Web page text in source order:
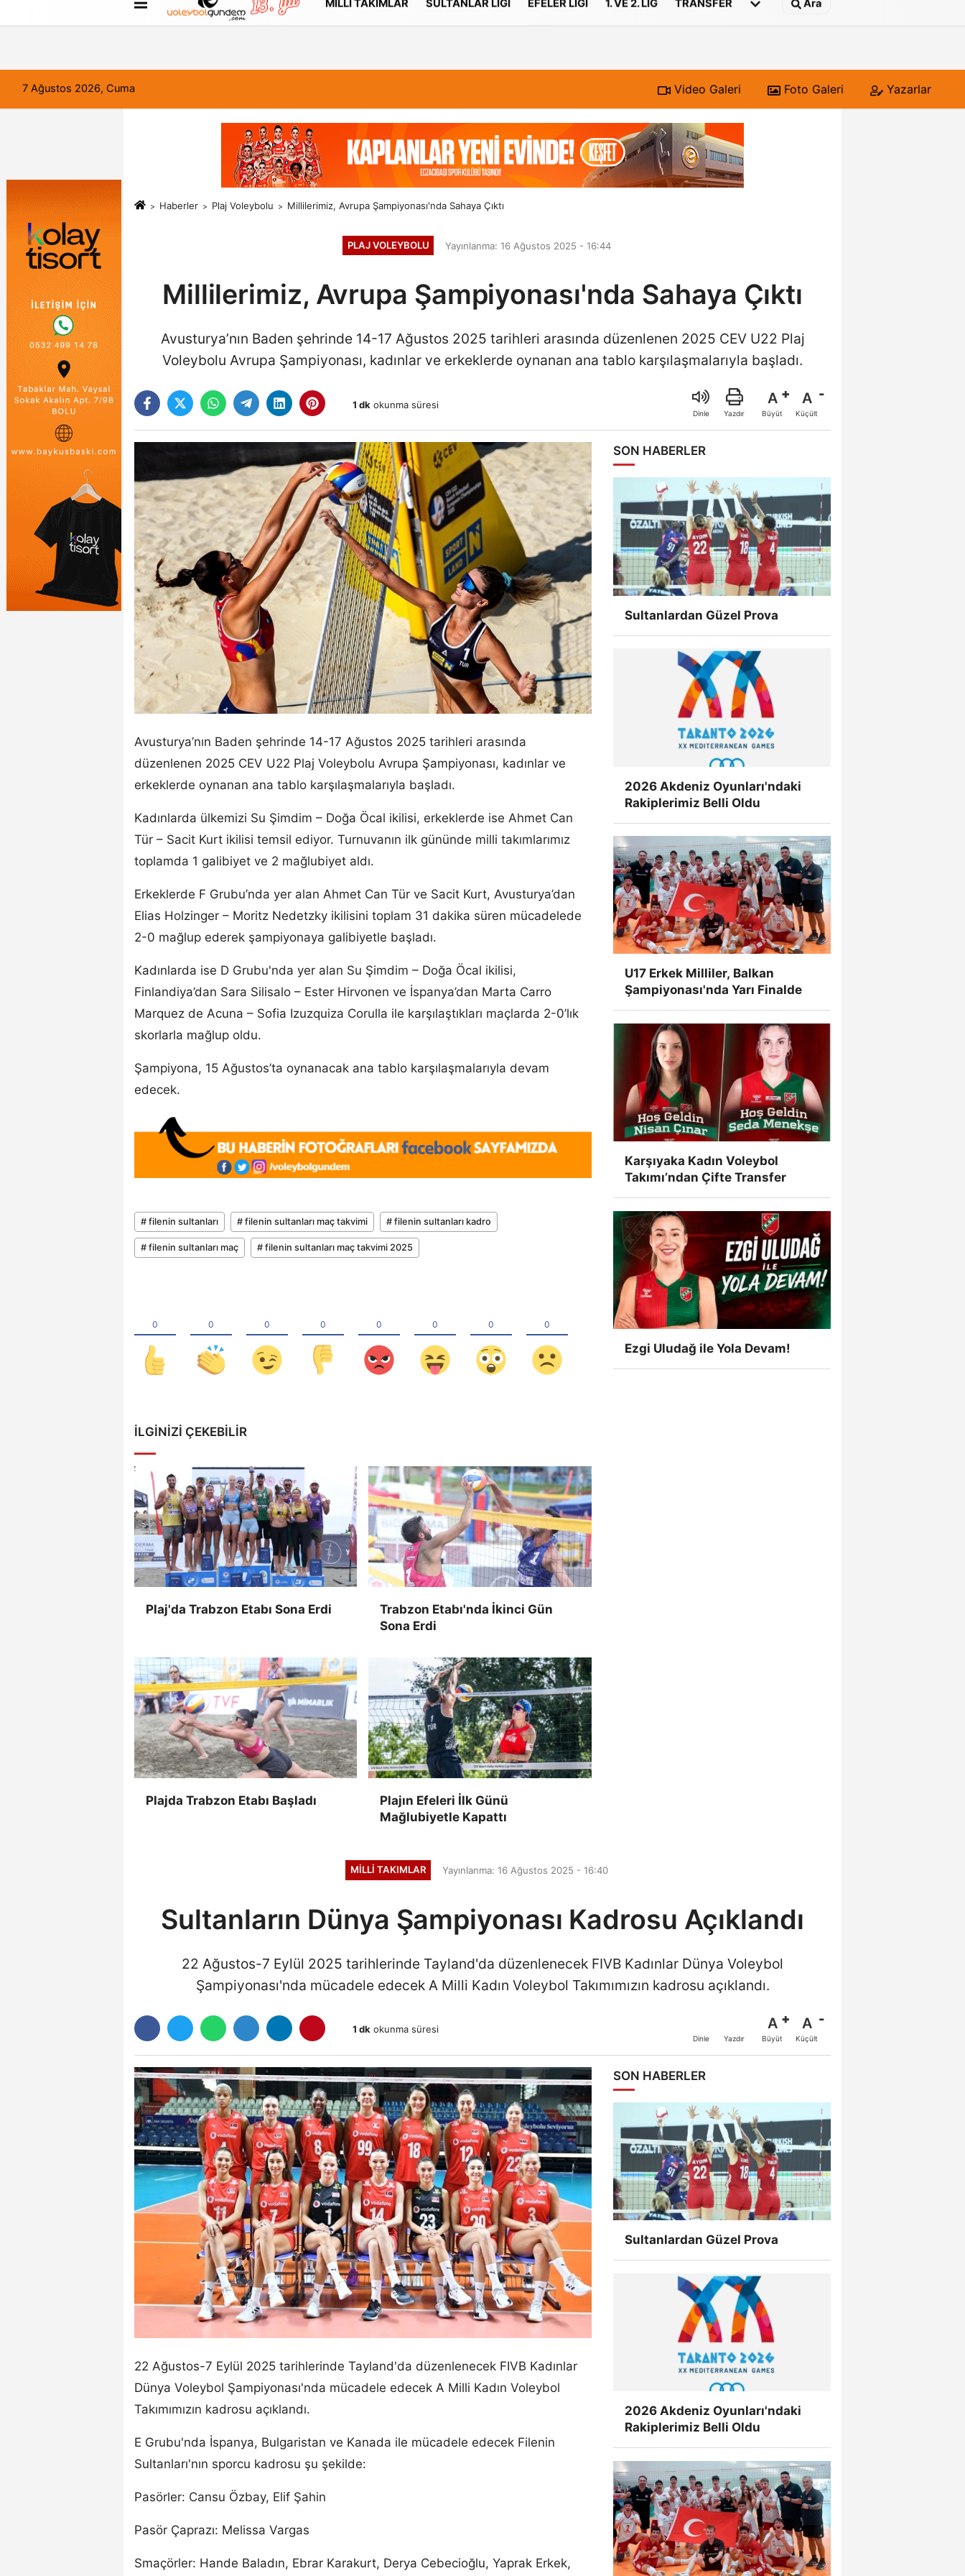
FORUM Haber Gönder Künye
MILLI TAKIMLAR SULTANLAR LIGI EFELER LIGI 1. VE 2. LIG TRANSFER Ara
7 Ağustos 2026, Cuma Video Galeri Foto Galeri Yazarlar
Haberler Plaj Voleybolu Millilerimiz, Avrupa Şampiyonası'nda Sahaya Çıktı
PLAJ VOLEYBOLU Yayınlanma: 16 Ağustos 2025 - 16:44
Millilerimiz, Avrupa Şampiyonası'nda Sahaya Çıktı
Avusturya’nın Baden şehrinde 14-17 Ağustos 2025 tarihleri arasında düzenlenen 2025 CEV U22 Plaj
Voleybolu Avrupa Şampiyonası, kadınlar ve erkeklerde oynanan ana tablo karşılaşmalarıyla başladı.
1 dk okunma süresi
Dinle Yazdır
A
Büyüt
A
Küçült
Avusturya’nın Baden şehrinde 14-17 Ağustos 2025 tarihleri arasında
düzenlenen 2025 CEV U22 Plaj Voleybolu Avrupa Şampiyonası, kadınlar ve
erkeklerde oynanan ana tablo karşılaşmalarıyla başladı.
Kadınlarda ülkemizi Su Şimdim – Doğa Öcal ikilisi, erkeklerde ise Ahmet Can
Tür – Sacit Kurt ikilisi temsil ediyor. Turnuvanın ilk gününde milli takımlarımız
toplamda 1 galibiyet ve 2 mağlubiyet aldı.
Erkeklerde F Grubu’nda yer alan Ahmet Can Tür ve Sacit Kurt, Avusturya’dan
Elias Holzinger – Moritz Nedetzky ikilisini toplam 31 dakika süren mücadelede
2-0 mağlup ederek şampiyonaya galibiyetle başladı.
Kadınlarda ise D Grubu'nda yer alan Su Şimdim – Doğa Öcal ikilisi,
Finlandiya’dan Sara Silisalo – Ester Hirvonen ve İspanya’dan Marta Carro
Marquez de Acuna – Sofia Izuzquiza Corulla ile karşılaştıkları maçlarda 2-0’lık
skorlarla mağlup oldu.
Şampiyona, 15 Ağustos’ta oynanacak ana tablo karşılaşmalarıyla devam
edecek.
# filenin sultanları # filenin sultanları maç takvimi # filenin sultanları kadro
# filenin sultanları maç # filenin sultanları maç takvimi 2025
İLGINIZI ÇEKEBILIR
Plaj'da Trabzon Etabı Sona Erdi
Trabzon Etabı'nda İkinci Gün
Sona Erdi
Plajda Trabzon Etabı Başladı
Plajın Efeleri İlk Günü
Mağlubiyetle Kapattı
SON HABERLER
Sultanlardan Güzel Prova
2026 Akdeniz Oyunları'ndaki
Rakiplerimiz Belli Oldu
U17 Erkek Milliler, Balkan
Şampiyonası'nda Yarı Finalde
Karşıyaka Kadın Voleybol
Takımı’ndan Çifte Transfer
Ezgi Uludağ ile Yola Devam!
MILLI TAKIMLAR Yayınlanma: 16 Ağustos 2025 - 16:40
Sultanların Dünya Şampiyonası Kadrosu Açıklandı
22 Ağustos-7 Eylül 2025 tarihlerinde Tayland'da düzenlenecek FIVB Kadınlar Dünya Voleybol
Şampiyonası'nda mücadele edecek A Milli Kadın Voleybol Takımımızın kadrosu açıklandı.
1 dk okunma süresi
Dinle Yazdır
A
Büyüt
A
Küçült
22 Ağustos-7 Eylül 2025 tarihlerinde Tayland'da düzenlenecek FIVB Kadınlar
Dünya Voleybol Şampiyonası'nda mücadele edecek A Milli Kadın Voleybol
Takımımızın kadrosu açıklandı.
E Grubu'nda İspanya, Bulgaristan ve Kanada ile mücadele edecek Filenin
Sultanları'nın sporcu kadrosu şu şekilde:
Pasörler: Cansu Özbay, Elif Şahin
Pasör Çaprazı: Melissa Vargas
Smaçörler: Hande Baladın, Ebrar Karakurt, Derya Cebecioğlu, Yaprak Erkek,
SON HABERLER
Sultanlardan Güzel Prova
2026 Akdeniz Oyunları'ndaki
Rakiplerimiz Belli Oldu